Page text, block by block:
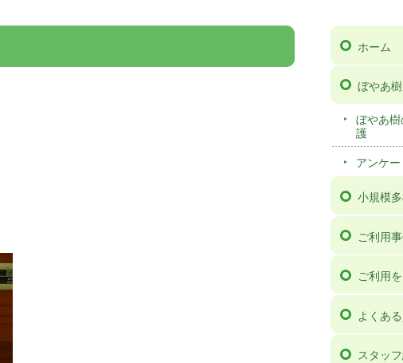
ホーム
ぼやあ
ぼやあ
護
アンケ
小規模
ご利用
ご利用
よくあ
スタッ